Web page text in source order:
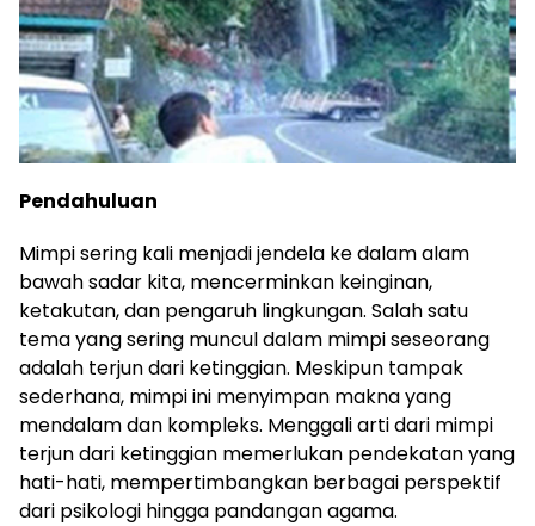
Pendahuluan
Mimpi sering kali menjadi jendela ke dalam alam
bawah sadar kita, mencerminkan keinginan,
ketakutan, dan pengaruh lingkungan. Salah satu
tema yang sering muncul dalam mimpi seseorang
adalah terjun dari ketinggian. Meskipun tampak
sederhana, mimpi ini menyimpan makna yang
mendalam dan kompleks. Menggali arti dari mimpi
terjun dari ketinggian memerlukan pendekatan yang
hati-hati, mempertimbangkan berbagai perspektif
dari psikologi hingga pandangan agama.